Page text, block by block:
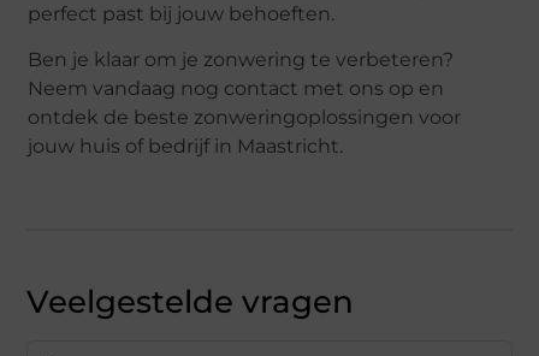
perfect past bij jouw behoeften.
Ben je klaar om je zonwering te verbeteren?
Neem vandaag nog contact met ons op en
ontdek de beste zonweringoplossingen voor
jouw huis of bedrijf in Maastricht.
Veelgestelde vragen